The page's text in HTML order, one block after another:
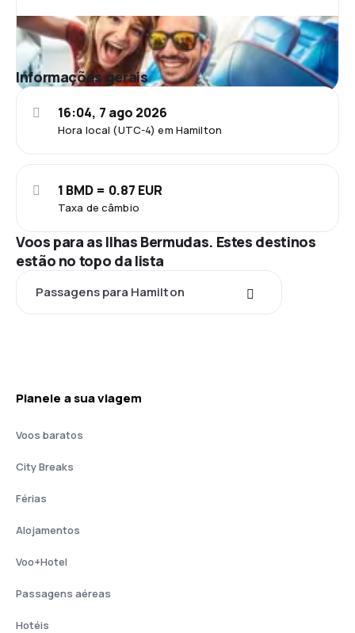
Informações gerais
Hora local (UTC-4) em Hamilton
16:04, 7 ago 2026
Taxa de câmbio
1 BMD = 0.87 EUR
Voos para as Ilhas Bermudas. Estes destinos
estão no topo da lista
Passagens para Hamilton
Planeie a sua viagem
Voos baratos
City Breaks
Férias
Alojamentos
Voo+Hotel
Passagens aéreas
Hotéis